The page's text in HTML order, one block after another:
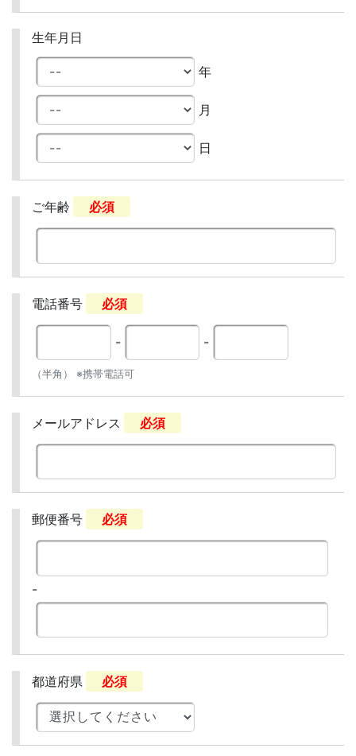
生年月日
年
月
日
ご年齢 必須
電話番号 必須
- -
（半角） ※携帯電話可
メールアドレス 必須
郵便番号 必須
-
都道府県 必須